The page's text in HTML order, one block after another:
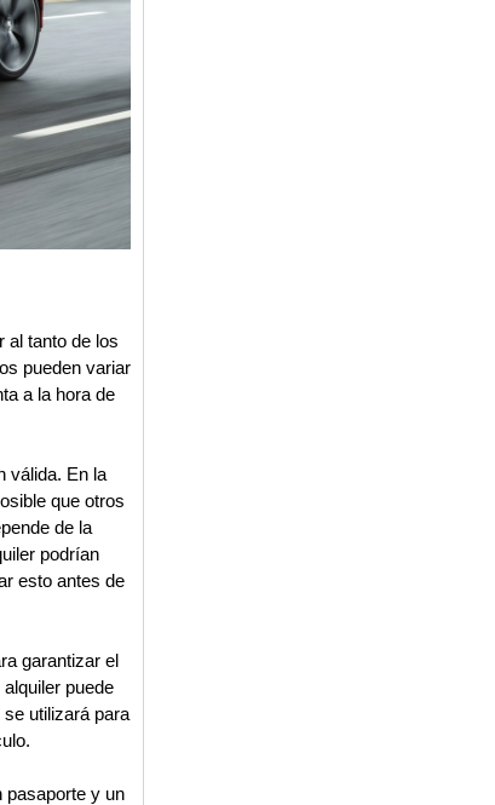
al tanto de los
pueden variar
a la hora de
válida. En la
que otros
de la
podrían
esto antes de
garantizar el
puede
utilizará para
pasaporte y un